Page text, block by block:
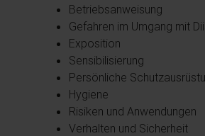
Betriebsanweisung
Gefahren im Umgang mit
Exposition
Sensibilisierung
Persönliche
Hygiene
Risiken und Anwendungen
Verhalten und Sicherheit